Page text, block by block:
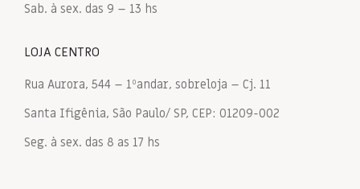
Sab. à sex. das 9 – 13 hs
LOJA CENTRO
Rua Aurora, 544 – 1ºandar, sobreloja – Cj. 11
Santa Ifigênia, São Paulo/ SP, CEP: 01209-002
Seg. à sex. das 8 as 17 hs